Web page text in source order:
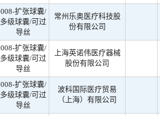
008-扩张球囊/
多级球囊/可过
导丝
常州乐奥医疗科技股
份有限公司
008-扩张球囊/
多级球囊/可过
导丝
上海英诺伟医疗器械
股份有限公司
008-扩张球囊/
多级球囊/可过
导丝
波科国际医疗贸易
（上海）有限公司